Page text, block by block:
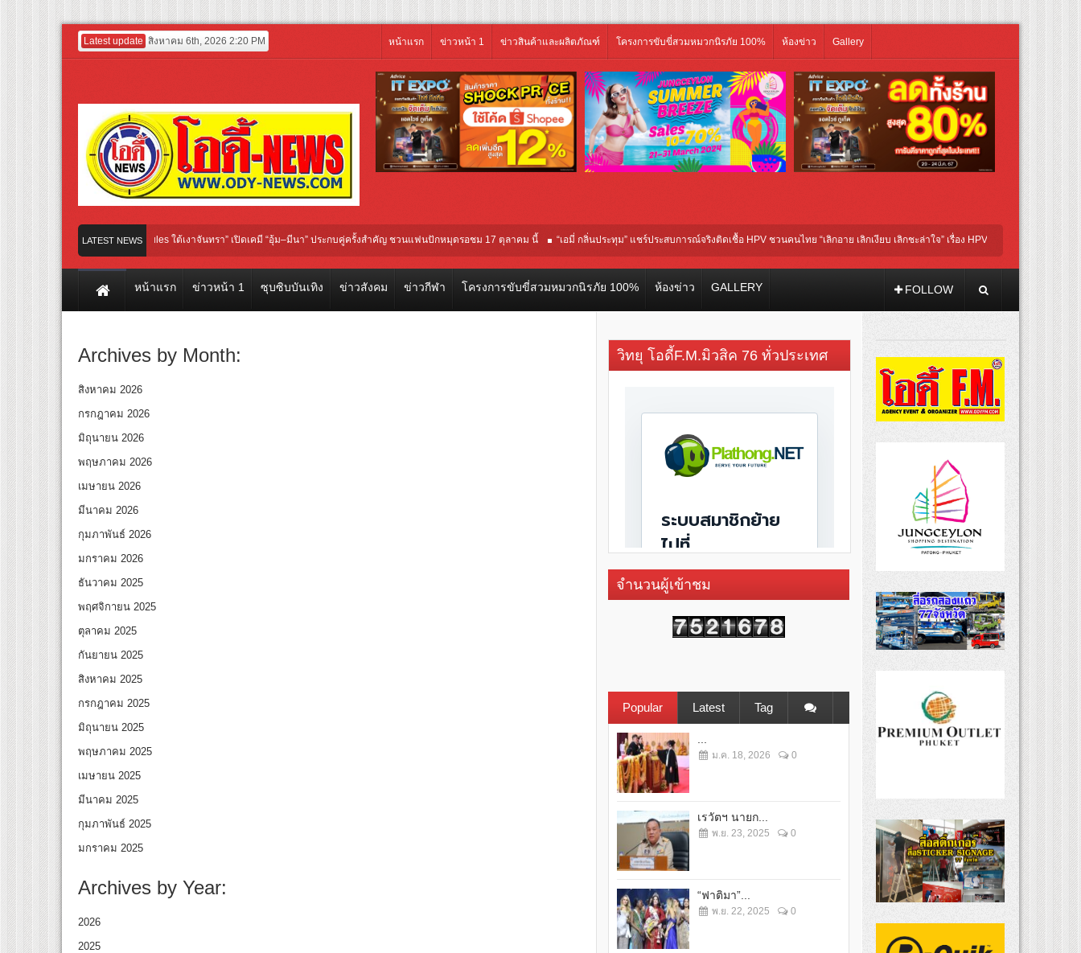
Latest update สิงหาคม 6th, 2026 2:20 PM หน้าแรก ข่าวหน้า 1 ข่าวสินค้าและผลิตภัณฑ์ โครงการขับขี่สวมหมวกนิรภัย 100% ห้องข่าว Gallery
LATEST NEWS
Original “Under Her Rules ใต้เงาจันทรา” เปิดเคมี “อุ้ม–มีนา” ประกบคู่ครั้งสำคัญ ชวนแฟนปักหมุดรอชม 17 ตุลาคม นี้ “เอมี่ กลิ่นประทุม” แชร์ประสบการณ์จริงติดเชื้อ HPV ชวนคนไทย “เลิกอาย เลิกเงียบ เลิกชะล่าใจ” เรื่อง HPV ในแคมเปญ “HPV ไม่เป็นไร…ไ
พยนตร์ฟอร์มยักษ์ ‘คุณยายวรนาฏ’ (INHERIT) เตรียมคายตะขาบหนังไทยในรอบปฐมทัศน์โลก ณ เทศกาลภาพยนตร์นานาชาติโตรอนโต “จุ๋ย วรัทยา” ทุ่มสุดชีวิต โกนหัวรับบทแม่ชี นำทีมนักแสดงประชันความสยอง!
หน้าแรก ข่าวหน้า 1 ซุบซิบบันเทิง ข่าวสังคม ข่าวกีฬา โครงการขับขี่สวมหมวกนิรภัย 100% ห้องข่าว GALLERY FOLLOW
Archives by Month:
สิงหาคม 2026
กรกฎาคม 2026
มิถุนายน 2026
พฤษภาคม 2026
เมษายน 2026
มีนาคม 2026
กุมภาพันธ์ 2026
มกราคม 2026
ธันวาคม 2025
พฤศจิกายน 2025
ตุลาคม 2025
กันยายน 2025
สิงหาคม 2025
กรกฎาคม 2025
มิถุนายน 2025
พฤษภาคม 2025
เมษายน 2025
มีนาคม 2025
กุมภาพันธ์ 2025
มกราคม 2025
Archives by Year:
2026
2025
วิทยุ โอดี้F.M.มิวสิค 76 ทั่วประเทศ
จำนวนผู้เข้าชม
Popular Latest Tag
ม.ค. 18, 2026 0
เรวัตฯ นายก...
พ.ย. 23, 2025 0
“ฟาติมา”...
พ.ย. 22, 2025 0